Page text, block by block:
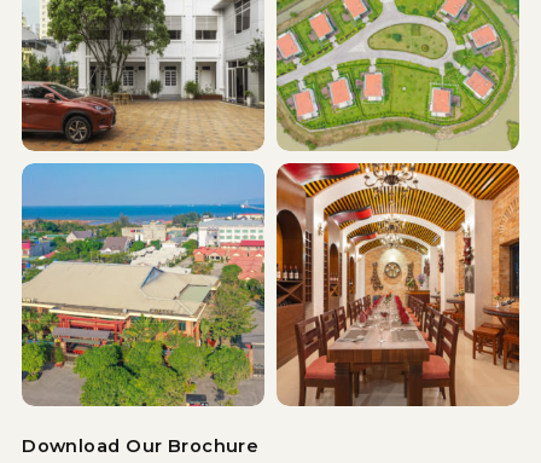
Download Our Brochure